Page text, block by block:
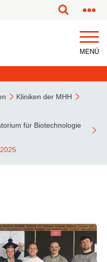
MENÜ
Kliniken der MHH
für Biotechnologie